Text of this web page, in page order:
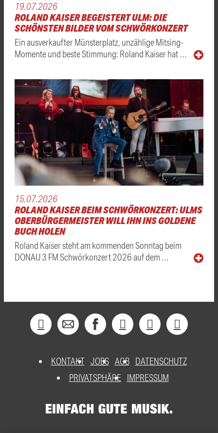
19.07.2026
ROLAND KAISER BEGEISTERT ULM: DIE
SCHÖNSTEN BILDER VOM SCHWÖRKONZERT
Ein ausverkaufter Münsterplatz, unzählige Mitsing-
Momente und beste Stimmung: Roland Kaiser hat …
15.07.2026
ROLAND KAISER BEIM SCHWÖRKONZERT: ULMS
OBERBÜRGERMEISTER WILL IHN INS GOLDENE
BUCH HOLEN
Roland Kaiser steht am kommenden Sonntag beim
DONAU 3 FM Schwörkonzert 2026 auf dem …
KONTAKT JOBS AGB DATENSCHUTZ
PRIVATSPHÄRE
IMPRESSUM